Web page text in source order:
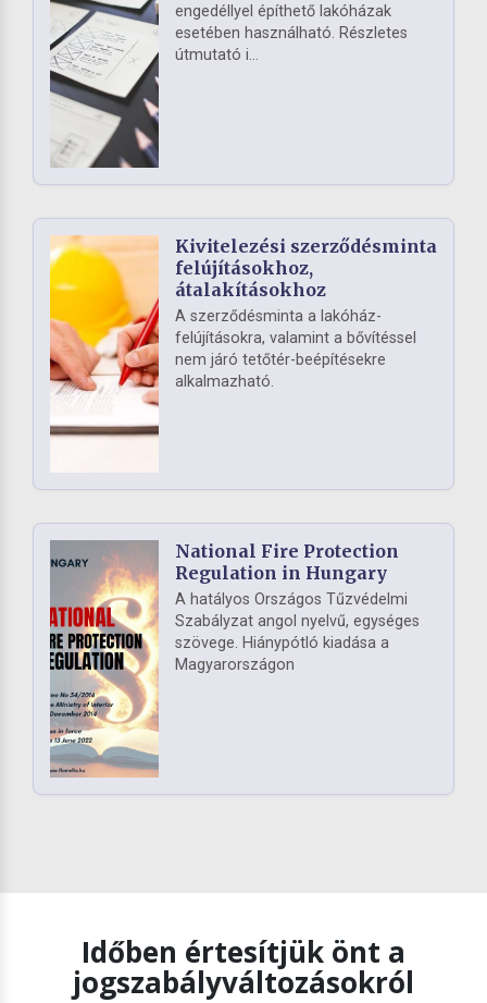
engedéllyel építhető lakóházak
esetében használható. Részletes
útmutató i...
Kivitelezési szerződésminta
felújításokhoz,
átalakításokhoz
A szerződésminta a lakóház-
felújításokra, valamint a bővítéssel
nem járó tetőtér-beépítésekre
alkalmazható.
National Fire Protection
Regulation in Hungary
A hatályos Országos Tűzvédelmi
Szabályzat angol nyelvű, egységes
szövege. Hiánypótló kiadása a
Magyarországon
Időben értesítjük önt a
jogszabályváltozásokról